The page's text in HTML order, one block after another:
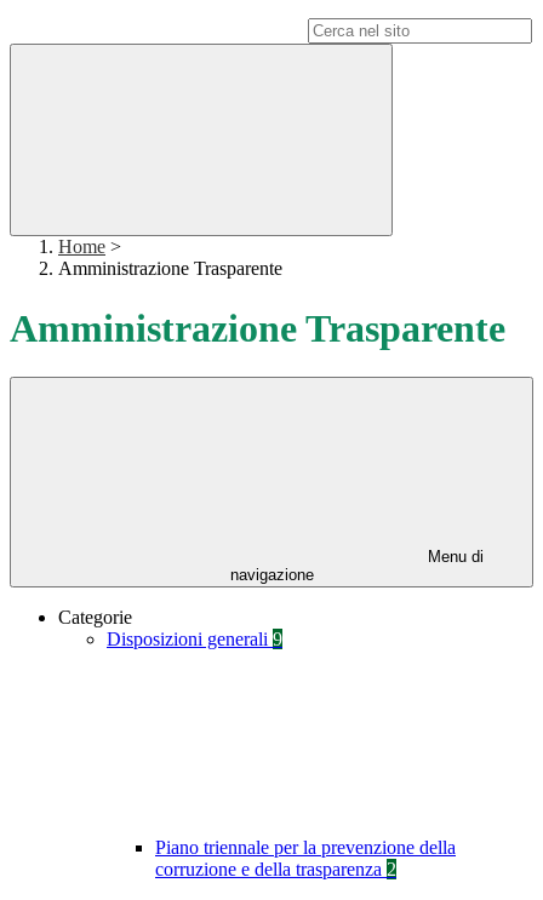
Home >
Amministrazione Trasparente
Amministrazione Trasparente
Menu di
navigazione
Categorie
Disposizioni generali 9
Piano triennale per la prevenzione della
corruzione e della trasparenza 2